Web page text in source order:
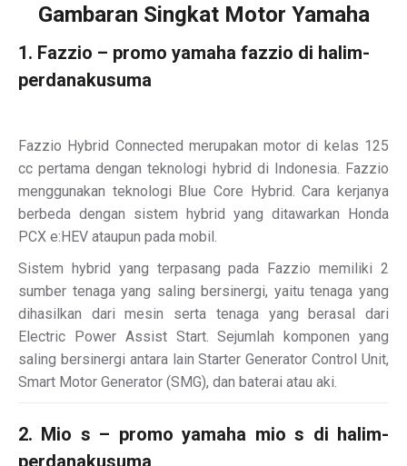
Gambaran Singkat Motor Yamaha
1. Fazzio – promo yamaha fazzio di halim-
perdanakusuma
Fazzio Hybrid Connected merupakan motor di kelas 125
cc pertama dengan teknologi hybrid di Indonesia. Fazzio
menggunakan teknologi Blue Core Hybrid. Cara kerjanya
berbeda dengan sistem hybrid yang ditawarkan Honda
PCX e:HEV ataupun pada mobil.
Sistem hybrid yang terpasang pada Fazzio memiliki 2
sumber tenaga yang saling bersinergi, yaitu tenaga yang
dihasilkan dari mesin serta tenaga yang berasal dari
Electric Power Assist Start. Sejumlah komponen yang
saling bersinergi antara lain Starter Generator Control Unit,
Smart Motor Generator (SMG), dan baterai atau aki.
2. Mio s – promo yamaha mio s di halim-
perdanakusuma